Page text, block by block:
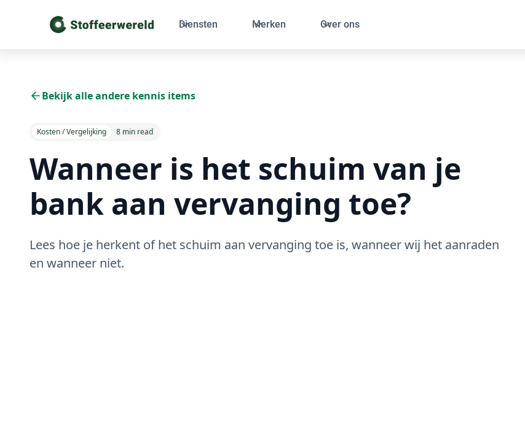
Diensten Merken Over ons
Bekijk alle andere kennis items
Kosten / Vergelijking 8 min read
Wanneer is het schuim van je
bank aan vervanging toe?
Lees hoe je herkent of het schuim aan vervanging toe is, wanneer wij het aanraden
en wanneer niet.